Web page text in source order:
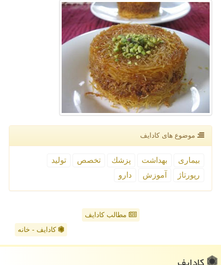
موضوع های كادایف
بیماری بهداشت پزشك تخصص
تولید
رپورتاژ
آموزش دارو
مطالب کادایف
کادایف - خانه